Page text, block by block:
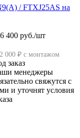
/ FTXJ25AS на
400 руб./шт
000 ₽ с монтажом
заказ
менеджеры
свяжутся с
и уточнят условия